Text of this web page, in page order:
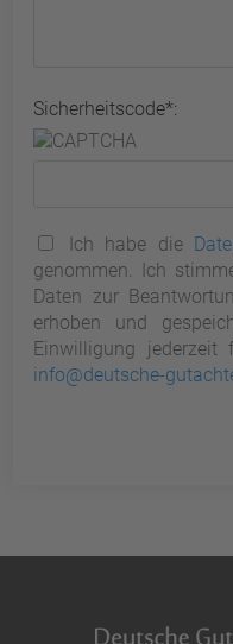
Sicherheitscode*:
Ich habe die
genommen. Ich
Daten zur
erhoben und
Einwilligung
info@deutsche-